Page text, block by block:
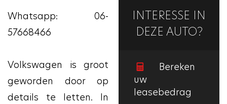
Whatsapp: 06-
57668466
Volkswagen is groot
geworden door op
details te letten. In
INTERESSE IN
DEZE AUTO?
Bereken
uw
leasebedrag